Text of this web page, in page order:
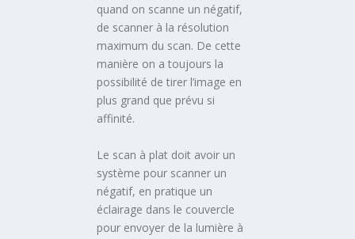
quand on scanne un négatif,
de scanner à la résolution
maximum du scan. De cette
manière on a toujours la
possibilité de tirer l’image en
plus grand que prévu si
affinité.
Le scan à plat doit avoir un
système pour scanner un
négatif, en pratique un
éclairage dans le couvercle
pour envoyer de la lumière à